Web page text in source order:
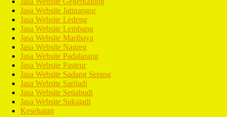
Jasa Website Jatinangor
Jasa Website Ledeng
Jasa Website Lembang
Jasa Website Maribaya
Jasa Website Nagreg
Jasa Website Padalarang
Jasa Website Pasteur
Jasa Website Sadang Serang
Jasa Website Sarijadi
Jasa Website Setiabudi
Jasa Website Sukajadi
Kesehatan